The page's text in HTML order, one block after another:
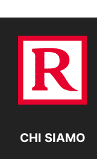
CHI SIAMO